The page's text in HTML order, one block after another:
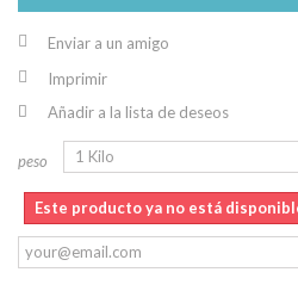
Enviar a un amigo
Imprimir
Añadir a la lista de deseos
peso
Este producto ya no está